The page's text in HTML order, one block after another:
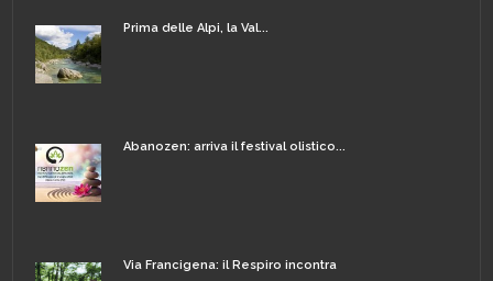
Prima delle Alpi, la Val...
Abanozen: arriva il festival olistico...
Via Francigena: il Respiro incontra